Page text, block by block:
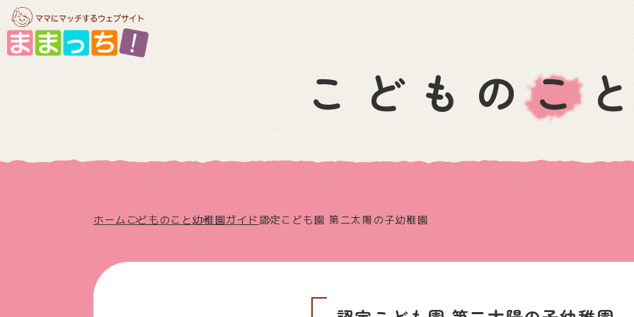
こどものこ
ホーム こどものこと幼稚園ガイド 認定こども園 第二太陽の子幼稚園